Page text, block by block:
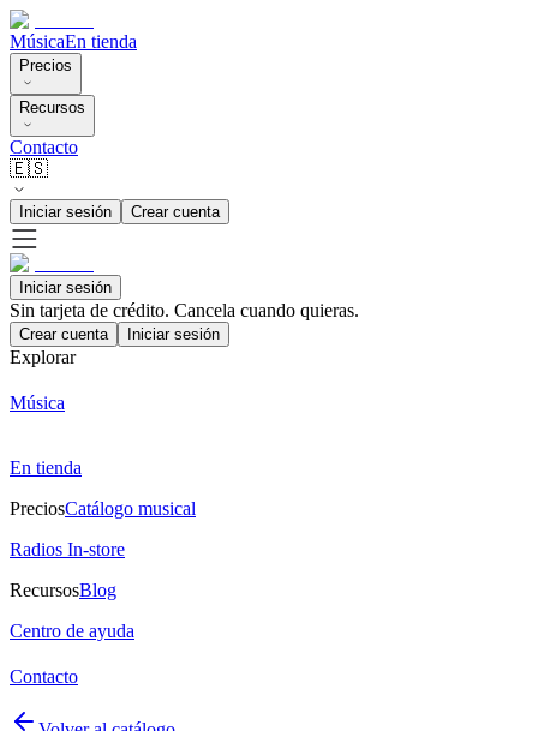
MúsicaEn tienda
Precios
Recursos
Contacto
🇪🇸
Iniciar sesión Crear cuenta
Iniciar sesión
Sin tarjeta de crédito. Cancela cuando quieras.
Crear cuenta Iniciar sesión
Explorar
Música
En tienda
PreciosCatálogo musical
Radios In-store
RecursosBlog
Centro de ayuda
Contacto